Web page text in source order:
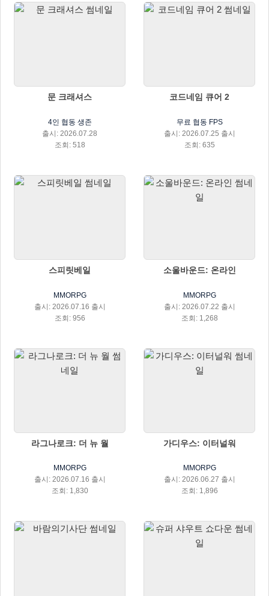
문 크래셔스
4인 협동 생존
출시: 2026.07.28
조회: 518
코드네임 큐어 2
무료 협동 FPS
출시: 2026.07.25 출시
조회: 635
스피릿베일
MMORPG
출시: 2026.07.16 출시
조회: 956
소울바운드: 온라인
MMORPG
출시: 2026.07.22 출시
조회: 1,268
라그나로크: 더 뉴 월
MMORPG
출시: 2026.07.16 출시
조회: 1,830
가디우스: 이터널워
MMORPG
출시: 2026.06.27 출시
조회: 1,896